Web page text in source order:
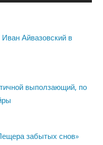
Айвазовский в
выползающий, по
забытых снов»